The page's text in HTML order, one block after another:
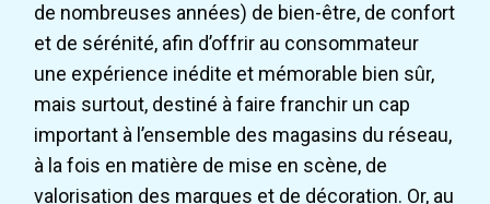
de nombreuses années) de bien-être, de confort
et de sérénité, afin d’offrir au consommateur
une expérience inédite et mémorable bien sûr,
mais surtout, destiné à faire franchir un cap
important à l’ensemble des magasins du réseau,
à la fois en matière de mise en scène, de
valorisation des marques et de décoration. Or, au